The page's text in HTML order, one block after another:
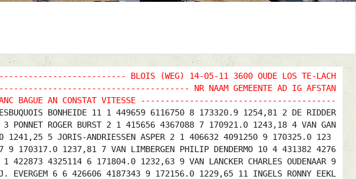
BLOIS (WEG) 14-05-11 3600 OUDE LOS TE-LACH
NR NAAM GEMEENTE AD IG AFSTAN
DISTANC BAGUE AN CONSTAT VITESSE ----------------------------------------
BONHEIDE 11 1 449659 6116750 8 173320.9 1254,81 2 DE RIDDER
ROGER BURST 2 1 415656 4367088 7 170921.0 1243,18 4 VAN GAN
1241,25 5 JORIS-ANDRIESSEN ASPER 2 1 406632 4091250 9 170325.0 123
9 170317.0 1237,81 7 VAN LIMBERGEN PHILIP DENDERMO 10 4 431382 4276
4325114 6 171804.0 1232,63 9 VAN LANCKER CHARLES OUDENAAR 9
6 6 426606 4187343 9 172156.0 1229,65 11 INGELS RONNY EEKL